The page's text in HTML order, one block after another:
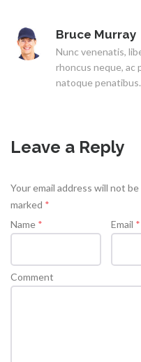
Bruce Murray
Nunc venenatis,
rhoncus neque, ac
natoque penatibus.
Leave a Reply
Your email address will not
marked *
Name * Email *
Comment